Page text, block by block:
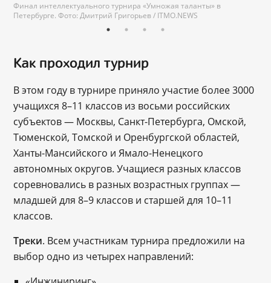
Финал интеллектуального турнира «Умножая таланты» в
Петербурге. Фото: Дмитрий Григорьев / ITMO.NEWS
Как проходил турнир
В этом году в турнире приняло участие более 3000
учащихся 8–11 классов из восьми российских
субъектов — Москвы, Санкт-Петербурга, Омской,
Тюменской, Томской и Оренбургской областей,
Ханты-Мансийского и Ямало-Ненецкого
автономных округов. Учащиеся разных классов
соревновались в разных возрастных группах —
младшей для 8–9 классов и старшей для 10–11
классов.
Треки. Всем участникам турнира предложили на
выбор одно из четырех направлений: